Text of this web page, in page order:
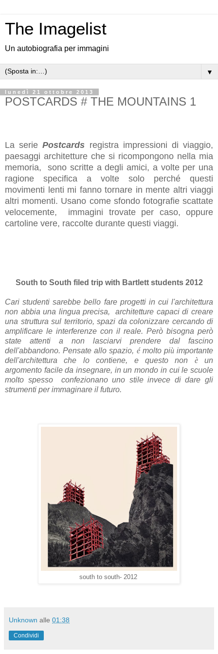
The Imagelist
Un autobiografia per immagini
▼
lunedì 21 ottobre 2013
POSTCARDS # THE MOUNTAINS 1
La seriePostcards registra impressioni di viaggio,
paesaggi architetture che si ricompongono nella mia
memoria, sono scritte a degli amici, a volte per una
ragione specifica a volte solo perché questi
movimenti lenti mi fanno tornare in mente altri viaggi
altri momenti. Usano come sfondo fotografie scattate
velocemente, immagini trovate per caso, oppure
cartoline vere, raccolte durante questi viaggi.
South to South filed trip with Bartlett students 2012
Cari studenti sarebbe bello fare progetti in cui l'architettura
non abbia una lingua precisa, architetture capaci di creare
una struttura sul territorio, spazi da colonizzare cercando di
amplificare le interferenze con il reale. Però bisogna però
state attenti a non lasciarvi prendere dal fascino
dell'abbandono. Pensate allo spazio, émolto piùimportante
dell'architettura che lo contiene, e questo non èun
argomento facile da insegnare, in un mondo in cui le scuole
molto spesso
confezionano uno stile invece di dare gli
strumenti per immaginare il futuro.
south to south- 2012
Unknown alle 01:38
Condividi